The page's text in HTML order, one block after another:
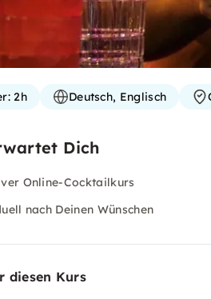
2h Deutsch, Englisch
Dich
Online-Cocktailkurs
nach Deinen Wünschen
diesen Kurs